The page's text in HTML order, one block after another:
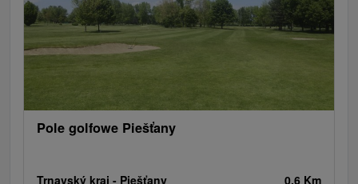
Pole golfowe Piešťany
Trnavský kraj - Piešťany 0.6 Km